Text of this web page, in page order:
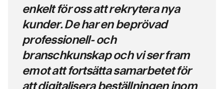
enkelt för oss att rekrytera nya
kunder. De har en beprövad
professionell- och
branschkunskap och vi ser fram
emot att fortsätta samarbetet för
att digitalisera beställningen inom